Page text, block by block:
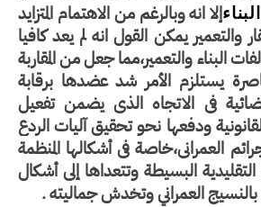
إلا انه وبالرغم من الاهتمام المتزايد
والتعمير يمكن القول انه لم يعد كافيا
البناء والتعمير،مما جعل من المقاربة
قاصرة يستلزم الأمر شد عضدها برقابة
في الاتجاه الذي يضمن تفعيل
ودفعها نحو تحقيق آليات الردع
العمراني،خاصة في أشكالها المنظمة
البسيطة وتتعداها إلى أشكال
العمراني وتخدش جماليته .